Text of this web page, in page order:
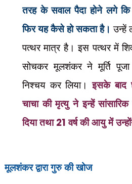
तरह के सवाल पैदा होने लगे
फिर यह कैसे हो सकता है।उन्हें
पत्थर मात्र है। इस पत्थर में
सोचकर मूलशंकर ने मूर्ति
निश्चय कर लिया।इसके बाद
चाचा की मृत्यु ने इन्हें
दिया तथा21 वर्ष की आयु में
मूलशंकर द्वारा गुरु की खोज